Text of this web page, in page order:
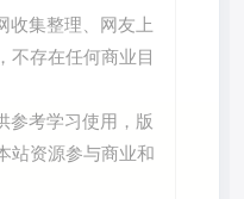
收集整理、网友上
不存在任何商业目
参考学习使用，版
站资源参与商业和